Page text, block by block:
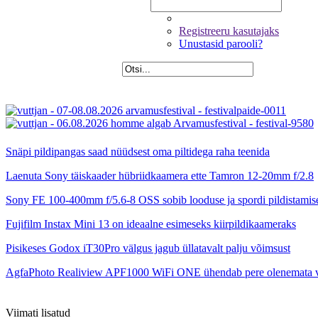
Registreeru kasutajaks
Unustasid parooli?
Snäpi pildipangas saad nüüdsest oma piltidega raha teenida
Laenuta Sony täiskaader hübriidkaamera ette Tamron 12-20mm f/2.8
Sony FE 100-400mm f/5.6-8 OSS sobib looduse ja spordi
Fujifilm Instax Mini 13 on ideaalne esimeseks kiirpildikaameraks
Pisikeses Godox iT30Pro välgus jagub üllatavalt palju võimsust
AgfaPhoto Realiview APF1000 WiFi ONE ühendab pere olenemata
Viimati lisatud